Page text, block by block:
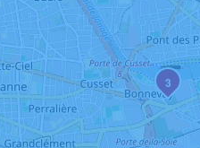
3